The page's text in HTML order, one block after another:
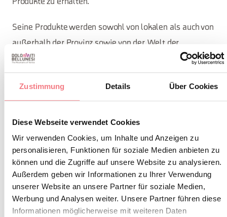
Zustimmung Details Über Cookies
Diese Webseite verwendet Cookies
Wir verwenden Cookies, um Inhalte und Anzeigen zu
personalisieren, Funktionen für soziale Medien anbieten zu
können und die Zugriffe auf unsere Website zu analysieren.
Außerdem geben wir Informationen zu Ihrer Verwendung
unserer Website an unsere Partner für soziale Medien,
Werbung und Analysen weiter. Unsere Partner führen diese
Informationen möglicherweise mit weiteren Daten
Produkte zu erhalten.
Seine Produkte werden sowohl von lokalen als auch von
außerhalb der Provinz sowie von der Welt der
Gastronomie in Belluno und den Dolomiten geschätzt.
BLEIBEN SIE IN
KONTAKT
Abonnieren Sie den Newsletter der Belluneser